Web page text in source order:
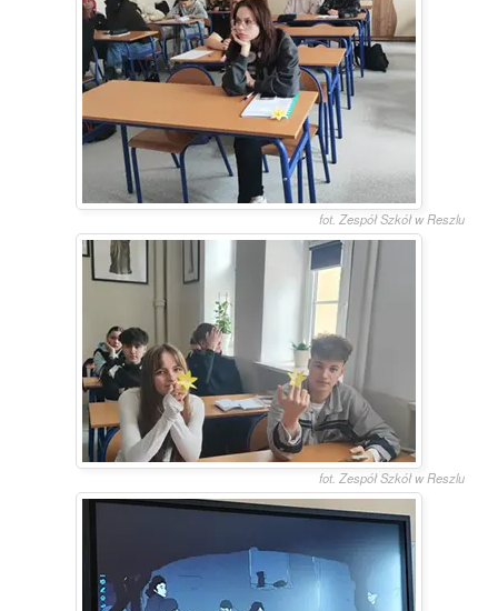
fot. Zespół Szkół w Reszlu
fot. Zespół Szkół w Reszlu